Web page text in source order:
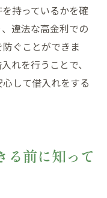
持っているかを確
違法な高金利での
ぐことができま
れを行うことで、
して借入れをする
る前に知って